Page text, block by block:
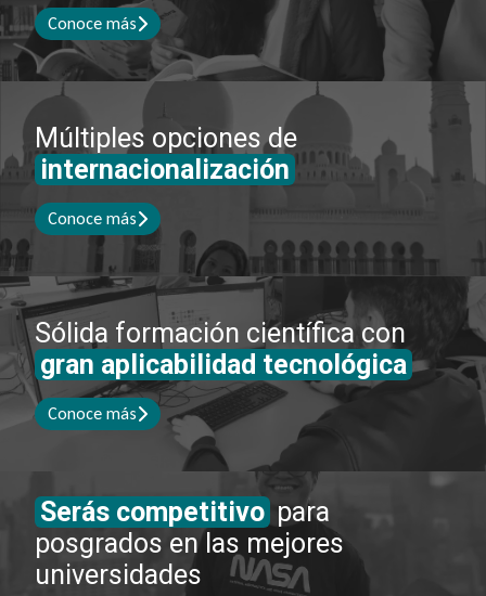
Conoce más
Múltiples opciones de
internacionalización
Conoce más
Sólida formación científica con
gran aplicabilidad tecnológica
Conoce más
Serás competitivo para
posgrados en las mejores
universidades